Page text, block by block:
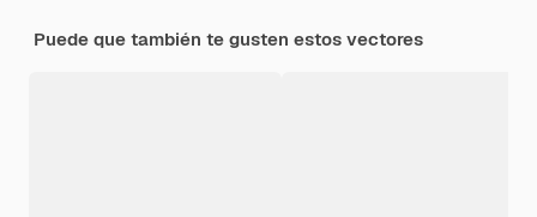
Puede que también te gusten estos vectores